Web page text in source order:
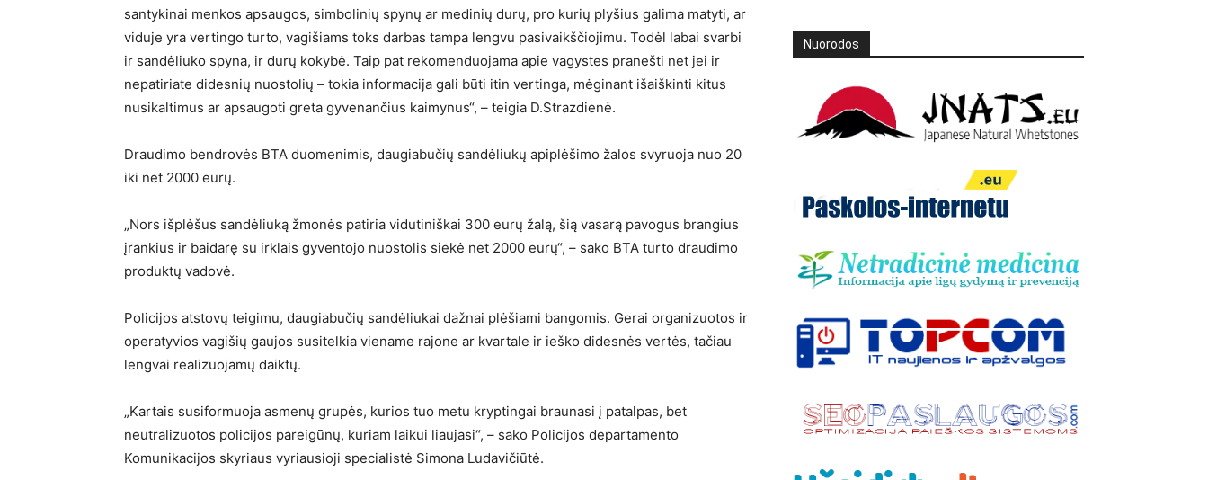
santykinai menkos apsaugos, simbolinių spynų ar medinių durų, pro kurių plyšius galima matyti, ar
viduje yra vertingo turto, vagišiams toks darbas tampa lengvu pasivaikščiojimu. Todėl labai svarbi
ir sandėliuko spyna, ir durų kokybė. Taip pat rekomenduojama apie vagystes pranešti net jei ir
nepatiriate didesnių nuostolių – tokia informacija gali būti itin vertinga, mėginant išaiškinti kitus
nusikaltimus ar apsaugoti greta gyvenančius kaimynus“, – teigia D.Strazdienė.
Draudimo bendrovės BTA duomenimis, daugiabučių sandėliukų apiplėšimo žalos svyruoja nuo 20
iki net 2000 eurų.
„Nors išplėšus sandėliuką žmonės patiria vidutiniškai 300 eurų žalą, šią vasarą pavogus brangius
įrankius ir baidarę su irklais gyventojo nuostolis siekė net 2000 eurų“, – sako BTA turto draudimo
produktų vadovė.
Policijos atstovų teigimu, daugiabučių sandėliukai dažnai plėšiami bangomis. Gerai organizuotos ir
operatyvios vagišių gaujos susitelkia viename rajone ar kvartale ir ieško didesnės vertės, tačiau
lengvai realizuojamų daiktų.
„Kartais susiformuoja asmenų grupės, kurios tuo metu kryptingai braunasi į patalpas, bet
neutralizuotos policijos pareigūnų, kuriam laikui liaujasi“, – sako Policijos departamento
Komunikacijos skyriaus vyriausioji specialistė Simona Ludavičiūtė.
Nuorodos